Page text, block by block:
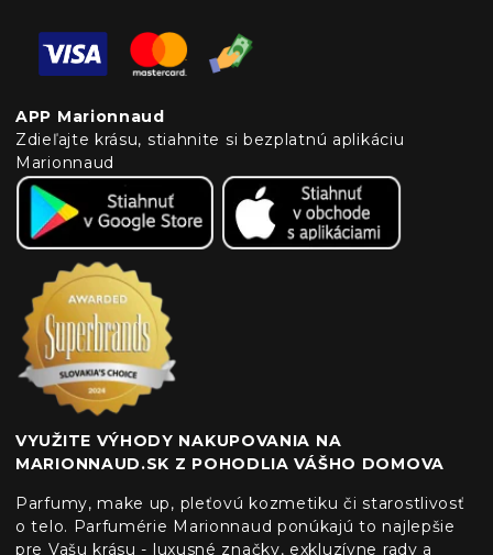
APP Marionnaud
Zdieľajte krásu, stiahnite si bezplatnú aplikáciu
Marionnaud
VYUŽITE VÝHODY NAKUPOVANIA NA
MARIONNAUD.SK Z POHODLIA VÁŠHO DOMOVA
Parfumy, make up, pleťovú kozmetiku či starostlivosť
o telo. Parfumérie Marionnaud ponúkajú to najlepšie
pre Vašu krásu - luxusné značky, exkluzívne rady a